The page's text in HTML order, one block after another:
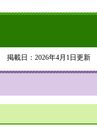
掲載日：2026年4月1日更新